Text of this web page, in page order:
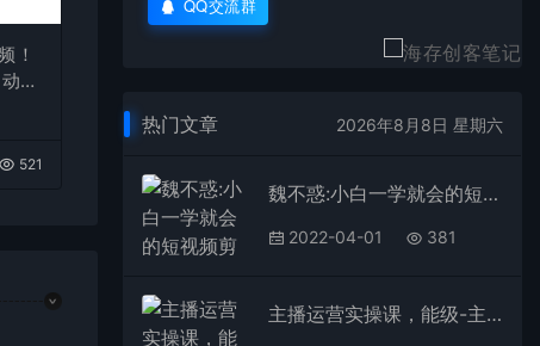
！
发
521
QQ交流群
热门文章 2026年8月8日 星期六
魏不惑:小白一学就会的短视频剪辑课，解决你日常剪辑重遇到的常见问题
2022-04-01 381
主播运营实操课，能级-主播成长，从0-1让你成为运营型的主播